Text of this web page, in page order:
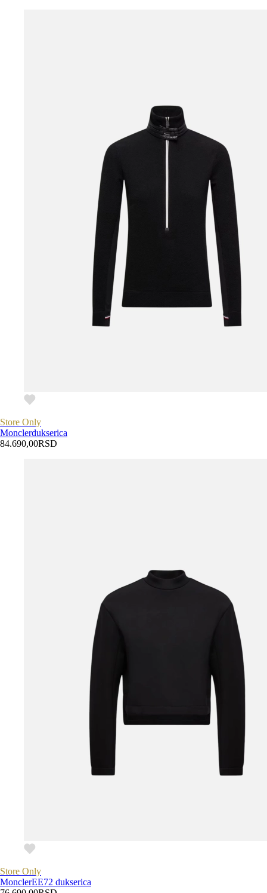
Store Only
Monclerdukserica
84.690,00RSD
Store Only
MonclerEE72 dukserica